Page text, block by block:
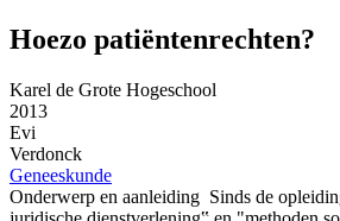
Hoezo patiëntenrechten?
Karel de Grote Hogeschool
2013
Evi
Verdonck
Geneeskunde
Onderwerp en aanleiding Sinds de